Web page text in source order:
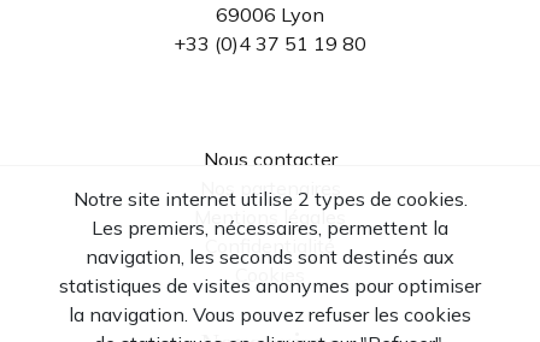
Notre site internet utilise 2 types de cookies.
Les premiers, nécessaires, permettent la
navigation, les seconds sont destinés aux
statistiques de visites anonymes pour optimiser
la navigation. Vous pouvez refuser les cookies
69006 Lyon
+33 (0)4 37 51 19 80
Nous contacter
Nos partenaires
Mentions légales
Confidentialité